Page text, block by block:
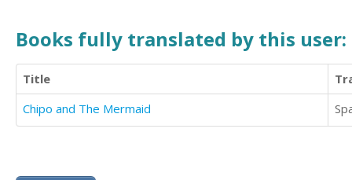
Books fully translated by this user:
Title
Chipo and The Mermaid